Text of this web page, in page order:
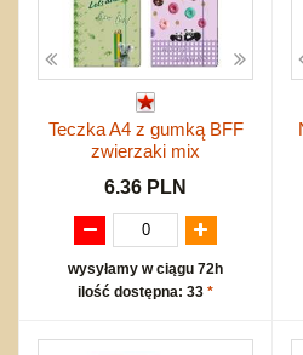
Teczka A4 z gumką BFF
zwierzaki mix
6.36 PLN
wysyłamy w ciągu 72h
ilość dostępna: 33 *